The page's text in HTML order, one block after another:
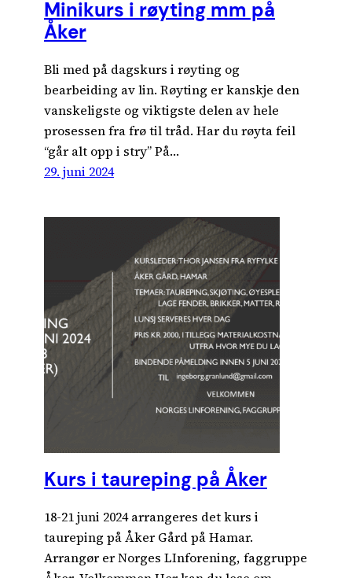
Minikurs i røyting mm på
Åker
Bli med på dagskurs i røyting og
bearbeiding av lin. Røyting er kanskje den
vanskeligste og viktigste delen av hele
prosessen fra frø til tråd. Har du røyta feil
“går alt opp i stry” På…
29. juni 2024
Kurs i taureping på Åker
18-21 juni 2024 arrangeres det kurs i
taureping på Åker Gård på Hamar.
Arrangør er Norges LInforening, faggruppe